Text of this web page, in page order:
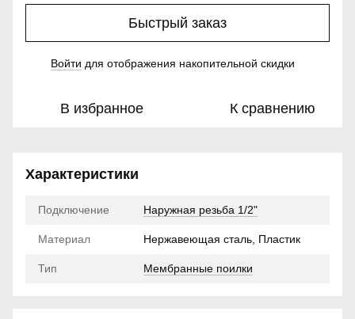
Быстрый заказ
Войти для отображения накопительной скидки
В избранное К сравнению
Характеристики
Подключение Наружная резьба 1/2"
Материал Нержавеющая сталь, Пластик
Тип Мембранные поилки